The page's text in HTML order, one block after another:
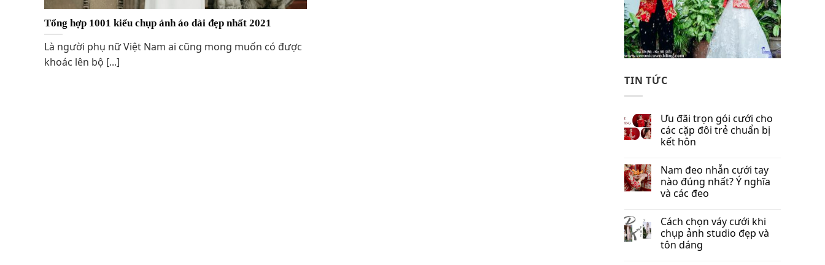
Tổng hợp 1001 kiểu chụp ảnh áo dài đẹp nhất 2021
Là người phụ nữ Việt Nam ai cũng mong muốn có được
khoác lên bộ [...]
TIN TỨC
Ưu đãi trọn gói cưới cho
các cặp đôi trẻ chuẩn bị
kết hôn
Nam đeo nhẫn cưới tay
nào đúng nhất​? Ý nghĩa
và các đeo
Cách chọn váy cưới khi
chụp ảnh studio đẹp và
tôn dáng